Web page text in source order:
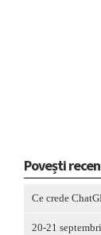
Povești
Ce crede
20-21